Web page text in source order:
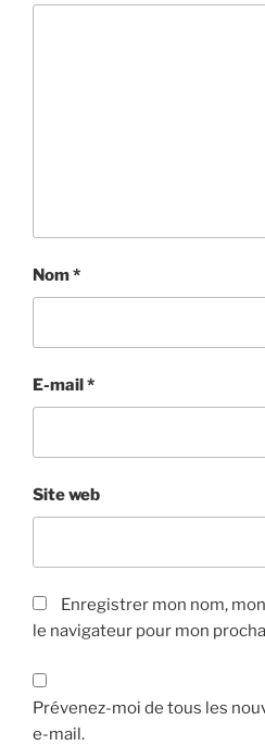
Nom*
E-mail*
Site web
Enregistrer mon nom,
le navigateur pour mon
Prévenez-moi de tous les
e-mail.